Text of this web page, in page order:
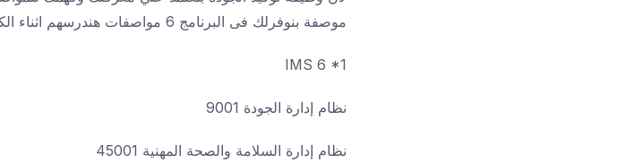
موصفة بنوفرلك فى البرنامج 6 مواصفات هندرسهم اثناء الكورد وهما :
IMS 6 *1
نظام إدارة الجودة 9001
نظام إدارة السلامة والصحة المهنية 45001